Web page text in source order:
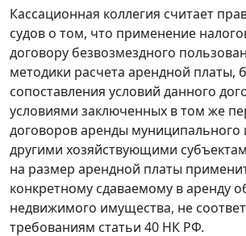
Кассационная коллегия считает
судов о том, что применение
договору безвозмездного
методики расчета арендной платы,
сопоставления условий данного
условиями заключенных в том же
договоров аренды муниципального
другими хозяйствующими
на размер арендной платы
конкретному сдаваемому в аренду
недвижимого имущества, не
требованиям статьи 40 НК РФ.